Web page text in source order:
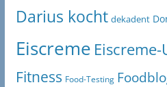
Darius kocht dekadent
Eiscreme
Fitness Food-Testing